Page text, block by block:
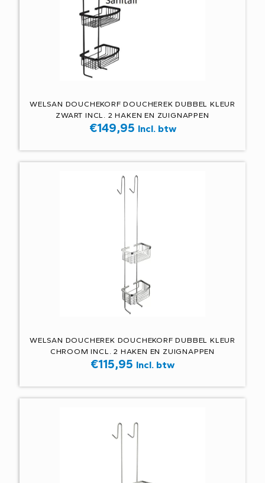
WELSAN DOUCHEKORF DOUCHEREK DUBBEL KLEUR
ZWART INCL. 2 HAKEN EN ZUIGNAPPEN
€149,95 Incl. btw
WELSAN DOUCHEREK DOUCHEKORF DUBBEL KLEUR
CHROOM INCL. 2 HAKEN EN ZUIGNAPPEN
€115,95 Incl. btw